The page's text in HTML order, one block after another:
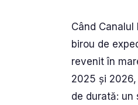
Când
birou de
revenit în
2025 și
de durată: